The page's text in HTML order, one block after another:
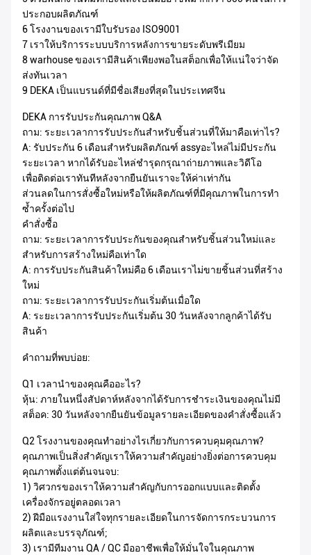
ประกอบผลิตภัณฑ์
6 โรงงานของเรามีใบรับรอง ISO9001
7 เราให้บริการระบบบริการหลังการขายระดับพรีเมียม
8 warhouse ของเรามีสินค้าเพียงพอในสต็อกเพื่อให้แน่ใจว่าจัด
ส่งทันเวลา
9 DEKA เป็นแบรนด์ที่มีชื่อเสียงที่สุดในประเทศจีน
DEKA การรับประกันคุณภาพ Q&A
ถาม: ระยะเวลาการรับประกันสำหรับชิ้นส่วนที่ให้มาคือเท่าไร?
A: รับประกัน 6 เดือนสำหรับผลิตภัณฑ์ assyอะไหล่ไม่มีประกัน
ระยะเวลา หากได้รับอะไหล่ชำรุดกรุณาถ่ายภาพและวิดีโอ
เพื่อติดต่อเราทันทีหลังจากยืนยันเราจะให้ค่าเท่ากัน
ส่วนลดในการสั่งซื้อใหม่หรือให้ผลิตภัณฑ์ที่มีคุณภาพในการทำ
ซ้ำครั้งต่อไป
คำสั่งซื้อ
ถาม: ระยะเวลาการรับประกันของคุณสำหรับชิ้นส่วนใหม่และ
สำหรับการสร้างใหม่คือเท่าใด
A: การรับประกันสินค้าใหม่คือ 6 เดือนเราไม่ขายชิ้นส่วนที่สร้าง
ใหม่
ถาม: ระยะเวลาการรับประกันเริ่มต้นเมื่อใด
A: ระยะเวลาการรับประกันเริ่มต้น 30 วันหลังจากลูกค้าได้รับ
สินค้า
คำถามที่พบบ่อย:
Q1 เวลานำของคุณคืออะไร?
หุ้น: ภายในหนึ่งสัปดาห์หลังจากได้รับการชำระเงินของคุณไม่มี
สต็อค: 30 วันหลังจากยืนยันข้อมูลรายละเอียดของคำสั่งซื้อแล้ว
Q2 โรงงานของคุณทำอย่างไรเกี่ยวกับการควบคุมคุณภาพ?
คุณภาพเป็นสิ่งสำคัญเราให้ความสำคัญอย่างยิ่งต่อการควบคุม
คุณภาพตั้งแต่ต้นจนจบ:
1) วิศวกรของเราให้ความสำคัญกับการออกแบบและติดตั้ง
เครื่องจักรอยู่ตลอดเวลา
2) ฝีมือแรงงานใส่ใจทุกรายละเอียดในการจัดการกระบวนการ
ผลิตและบรรจุภัณฑ์;
3) เรามีทีมงาน QA / QC มืออาชีพเพื่อให้มั่นใจในคุณภาพ